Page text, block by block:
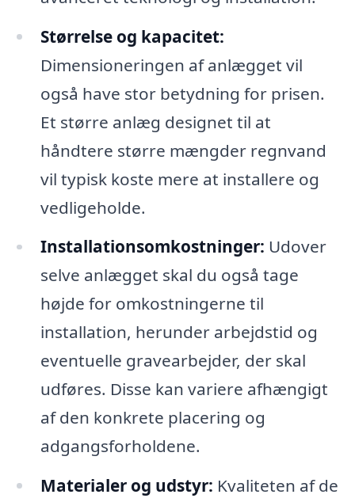
Størrelse og kapacitet:
Dimensioneringen af anlægget vil
også have stor betydning for prisen.
Et større anlæg designet til at
håndtere større mængder regnvand
vil typisk koste mere at installere og
vedligeholde.
Installationsomkostninger: Udover
selve anlægget skal du også tage
højde for omkostningerne til
installation, herunder arbejdstid og
eventuelle gravearbejder, der skal
udføres. Disse kan variere afhængigt
af den konkrete placering og
adgangsforholdene.
Materialer og udstyr: Kvaliteten af de